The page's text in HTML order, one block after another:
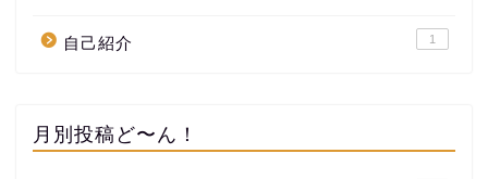
自己紹介 1
月別投稿ど〜ん！